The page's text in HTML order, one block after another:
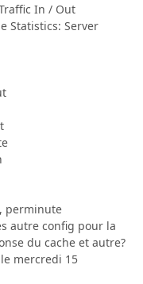
In / Out
Statistics: Server
perminute
autre config pour la
du cache et autre?
mercredi 15